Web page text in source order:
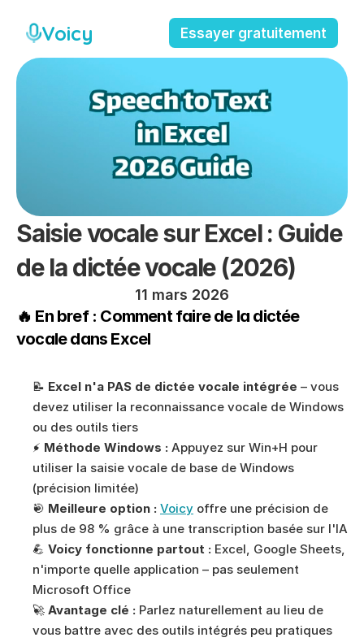
Voicy Essayer gratuitement
Saisie vocale sur Excel : Guide
de la dictée vocale (2026)
11 mars 2026
🔥 En bref : Comment faire de la dictée
vocale dans Excel
📝 Excel n'a PAS de dictée vocale intégrée – vous
devez utiliser la reconnaissance vocale de Windows
ou des outils tiers
⚡ Méthode Windows : Appuyez sur Win+H pour
utiliser la saisie vocale de base de Windows
(précision limitée)
🎯 Meilleure option : Voicy offre une précision de
plus de 98 % grâce à une transcription basée sur l'IA
💪 Voicy fonctionne partout : Excel, Google Sheets,
n'importe quelle application – pas seulement
Microsoft Office
🚀 Avantage clé : Parlez naturellement au lieu de
vous battre avec des outils intégrés peu pratiques